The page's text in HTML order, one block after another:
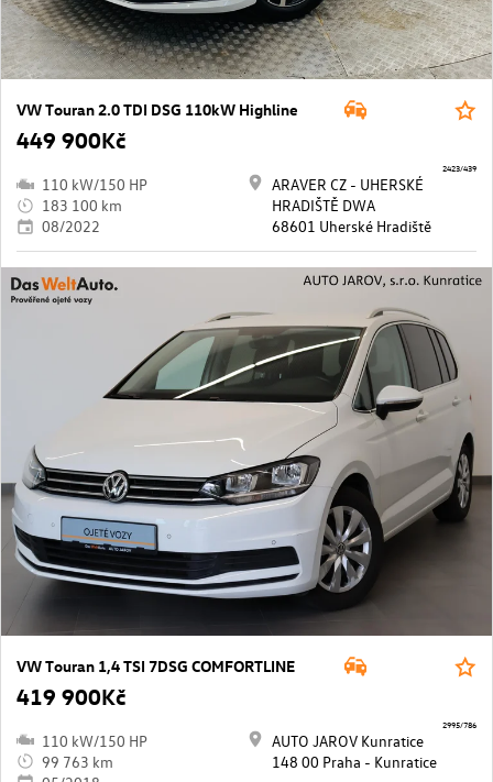
VW Touran 2.0 TDI DSG 110kW Highline
449 900Kč
110 kW/150 HP
183 100 km
08/2022
ARAVER CZ - UHERSKÉ
HRADIŠTĚ DWA
68601 Uherské Hradiště
2423/439
VW Touran 1,4 TSI 7DSG COMFORTLINE
419 900Kč
110 kW/150 HP
99 763 km
AUTO JAROV Kunratice
148 00 Praha - Kunratice
2995/786